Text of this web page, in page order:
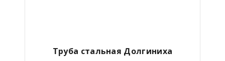
Труба стальная Долгиниха